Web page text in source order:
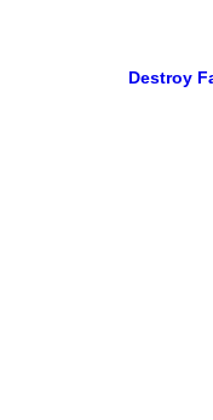
Destroy